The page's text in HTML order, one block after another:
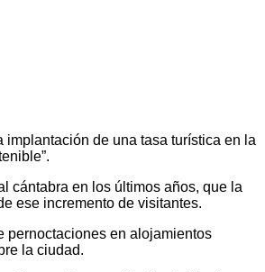
de una tasa turística en la
cántabra en los últimos años, que la
ese incremento de visitantes.
pernoctaciones en alojamientos
la ciudad.